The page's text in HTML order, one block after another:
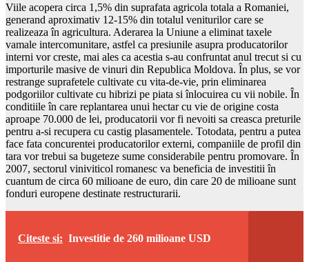
Viile acopera circa 1,5% din suprafata agricola totala a Romaniei,
generand aproximativ 12-15% din totalul veniturilor care se
realizeaza în agricultura. Aderarea la Uniune a eliminat taxele
vamale intercomunitare, astfel ca presiunile asupra producatorilor
interni vor creste, mai ales ca acestia s-au confruntat anul trecut si cu
importurile masive de vinuri din Republica Moldova. În plus, se vor
restrange suprafetele cultivate cu vita-de-vie, prin eliminarea
podgoriilor cultivate cu hibrizi pe piata si înlocuirea cu vii nobile. În
conditiile în care replantarea unui hectar cu vie de origine costa
aproape 70.000 de lei, producatorii vor fi nevoiti sa creasca preturile
pentru a-si recupera cu castig plasamentele. Totodata, pentru a putea
face fata concurentei producatorilor externi, companiile de profil din
tara vor trebui sa bugeteze sume considerabile pentru promovare. În
2007, sectorul viniviticol romanesc va beneficia de investitii în
cuantum de circa 60 milioane de euro, din care 20 de milioane sunt
fonduri europene destinate restructurarii.
Citeste si: Investitie de 260 milioane USD